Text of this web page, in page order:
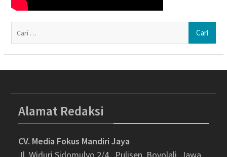
Alamat Redaksi
CV. Media Fokus Mandiri Jaya